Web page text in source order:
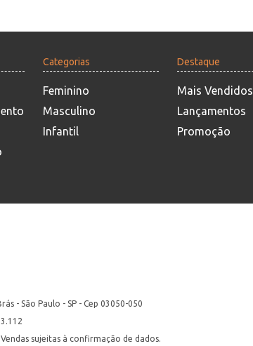
Categorias
Feminino
Masculino
Infantil
Destaque
Mais Vendidos
Lançamentos
Promoção
- São Paulo - SP - Cep 03050-050
sujeitas à confirmação de dados.